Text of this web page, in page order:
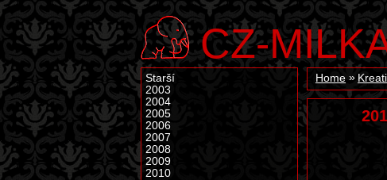
CZ-
Home
Starší
2003
2004
2005
2006
2007
2008
2009
2010